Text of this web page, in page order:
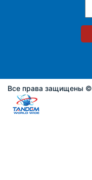
Все права защищены ©